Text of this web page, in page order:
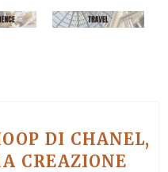
DI CHANEL,
CREAZIONE